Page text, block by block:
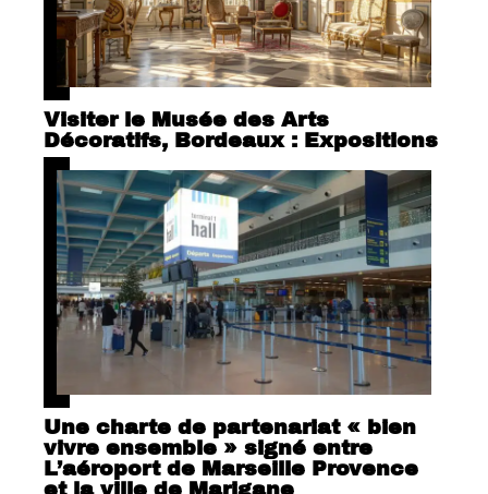
Visiter le Musée des Arts
Décoratifs, Bordeaux : Expositions
Une charte de partenariat « bien
vivre ensemble » signé entre
L’aéroport de Marseille Provence
et la ville de Marigane